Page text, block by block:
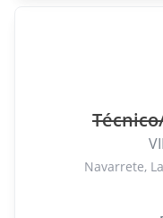
Navarrete,